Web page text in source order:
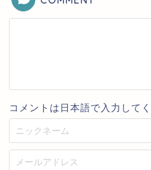
コメントは日本語で入力して